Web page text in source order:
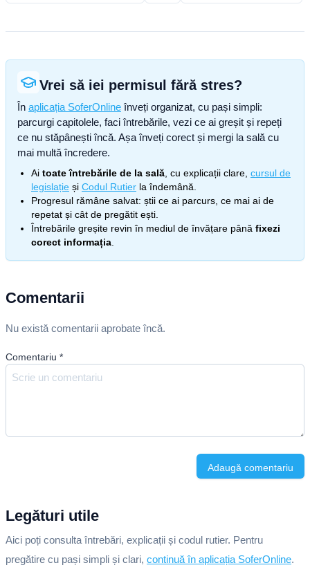
Vrei să iei permisul fără stres?
În aplicația SoferOnline înveți organizat, cu pași simpli:
parcurgi capitolele, faci întrebările, vezi ce ai greșit și repeți
ce nu stăpânești încă. Așa înveți corect și mergi la sală cu
mai multă încredere.
Ai toate întrebările de la sală , cu explicații clare, cursul de
legislație și Codul Rutier la îndemână.
Progresul rămâne salvat: știi ce ai parcurs, ce mai ai de
repetat și cât de pregătit ești.
Întrebările greșite revin în mediul de învățare până fixezi
corect informația
Comentarii
Nu există comentarii aprobate încă.
Comentariu *
Adaugă comentariu
Legături utile
Aici poți consulta întrebări, explicații și codul rutier. Pentru
pregătire cu pași simpli și clari, continuă în aplicația SoferOnline.